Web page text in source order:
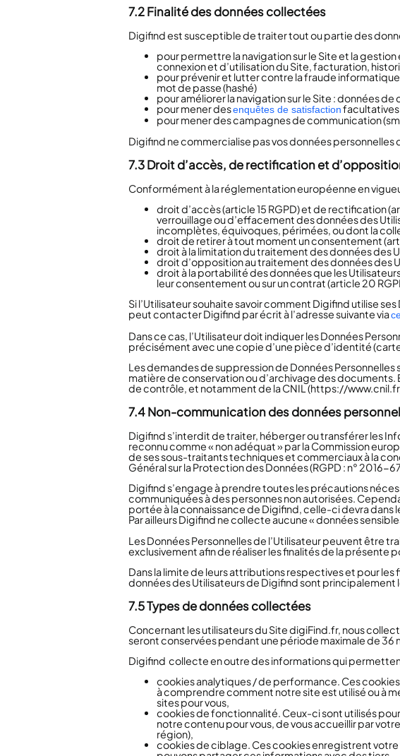
7.2 Finalité des données collectées
Digifindest susceptible de traiter tout ou partie des
pour permettre la navigation sur le Site et la
connexion et d’utilisation du Site, facturation,
pour prévenir et lutter contre la fraude
mot de passe (hashé)
pour améliorer la navigation sur le Site : données de
pour mener desenquêtes de satisfactionfacultatives
pour mener des campagnes de communication
Digifind ne commercialise pas vos données
7.3 Droit d’accès, de rectification et
Conformément à la réglementation européenne en
droit d’accès (article 15 RGPD) et de rectification
verrouillage ou d’effacement des données des
incomplètes, équivoques, périmées, ou dont la
droit de retirer à tout moment un consentement
droit à la limitation du traitement des données des
droit d’opposition au traitement des données des
droit à la portabilité des données que les
leur consentement ou sur un contrat (article 20
Si l’Utilisateur souhaite savoir comment Digifind utilise
peut contacter Digifind par écrit à l’adresse suivante via
Dans ce cas, l’Utilisateur doit indiquer les Données
précisément avec une copie d’une pièce d’identité
Les demandes de suppression de Données
matière de conservation ou d’archivage des
de contrôle, et notamment de la CNIL (https://
7.4 Non-communication des données
Digifinds’interdit de traiter, héberger ou transférer les
reconnu comme « non adéquat » par la Commission
de ses sous-traitants techniques et commerciaux à la
Général sur la Protection des Données (RGPD : n° 2016-
Digifinds’engage à prendre toutes les précautions
communiquées à des personnes non autorisées.
portée à la connaissance de Digifind, celle-ci devra dans
Par ailleurs Digifind ne collecte aucune « données
Les Données Personnelles de l’Utilisateur peuvent être
exclusivement afin de réaliser les finalités de la présente
Dans la limite de leurs attributions respectives et pour
données des Utilisateurs de Digifind sont principalement
7.5 Types de données collectées
Concernant les utilisateurs du Site digiFind.fr, nous
seront conservées pendant une période maximale de 36
Digifind collecte en outre des informations qui
cookies analytiques / de performance. Ces
à comprendre comment notre site est utilisé ou à
sites pour vous,
cookies de fonctionnalité. Ceux-ci sont utilisés
notre contenu pour vous, de vous accueillir par
région),
cookies de ciblage. Ces cookies enregistrent votre